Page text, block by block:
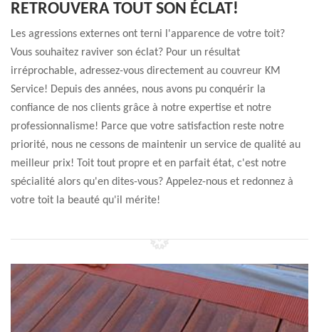
RETROUVERA TOUT SON ÉCLAT!
Les agressions externes ont terni l'apparence de votre toit?
Vous souhaitez raviver son éclat? Pour un résultat
irréprochable, adressez-vous directement au couvreur KM
Service! Depuis des années, nous avons pu conquérir la
confiance de nos clients grâce à notre expertise et notre
professionnalisme! Parce que votre satisfaction reste notre
priorité, nous ne cessons de maintenir un service de qualité au
meilleur prix! Toit tout propre et en parfait état, c'est notre
spécialité alors qu'en dites-vous? Appelez-nous et redonnez à
votre toit la beauté qu'il mérite!